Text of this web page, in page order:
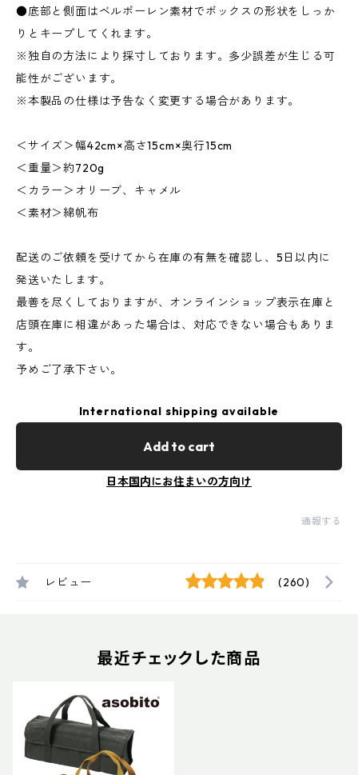
●底部と側面はベルポーレン素材でボックスの形状をしっか
りとキープしてくれます。
※独自の方法により採寸しております。多少誤差が生じる可
能性がございます。
※本製品の仕様は予告なく変更する場合があります。
＜サイズ＞幅42cm×高さ15cm×奥行15cm
＜重量＞約720g
＜カラー＞オリーブ、キャメル
＜素材＞綿帆布
配送のご依頼を受けてから在庫の有無を確認し、5日以内に
発送いたします。
最善を尽くしておりますが、オンラインショップ表示在庫と
店頭在庫に相違があった場合は、対応できない場合もありま
す。
予めご了承下さい。
International shipping available
Add to cart
日本国内にお住まいの方向け
通報する
レビュー (260)
最近チェックした商品